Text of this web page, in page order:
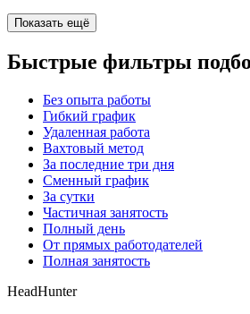
Показать ещё
Быстрые фильтры
Без опыта работы
Гибкий график
Удаленная работа
Вахтовый метод
За последние три дня
Сменный график
За сутки
Частичная занятость
Полный день
От прямых работодателей
Полная занятость
HeadHunter